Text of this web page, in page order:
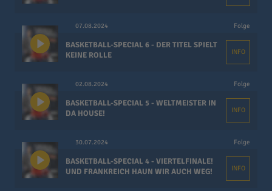
07.08.2024 Folge
BASKETBALL-SPECIAL 6 - DER TITEL SPIELT
KEINE ROLLE
INFO
02.08.2024 Folge
BASKETBALL-SPECIAL 5 - WELTMEISTER IN
DA HOUSE!
INFO
30.07.2024 Folge
BASKETBALL-SPECIAL 4 - VIERTELFINALE!
UND FRANKREICH HAUN WIR AUCH WEG!
INFO